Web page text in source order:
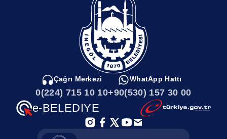
kadar da alanı şuanda oynanacak şekilde bir toparlarız toprak
zeminde güvenli şekilde oynayabilirsiniz” şeklinde konuştu.
Çağrı Merkezi
0(224) 715 10 10
WhatApp Hattı
+90(530) 157 30 00
e-BELEDIYE